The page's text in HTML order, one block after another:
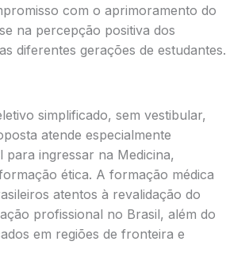
com o aprimoramento do
na percepção positiva dos
diferentes gerações de estudantes.
simplificado, sem vestibular,
atende especialmente
para ingressar na Medicina,
ética. A formação médica
atentos à revalidação do
profissional no Brasil, além do
em regiões de fronteira e